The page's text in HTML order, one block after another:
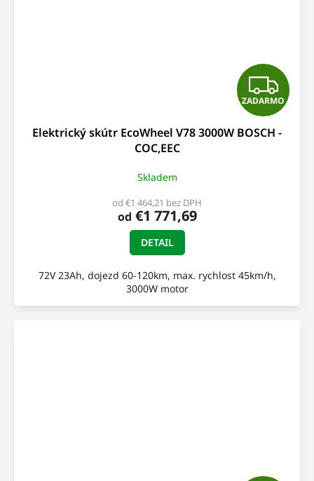
Z
A
D
ZADARMO
Elektrický skútr EcoWheel V78 3000W BOSCH -
COC,EEC
Skladem
od €1 464,21 bez DPH
od €1 771,69
DETAIL
72V 23Ah, dojezd 60-120km, max. rychlost 45km/h,
3000W motor